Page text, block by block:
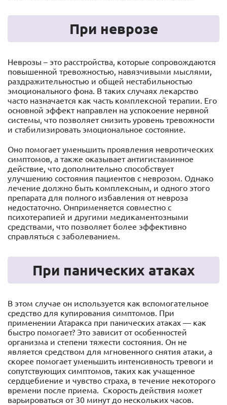
При неврозе
Неврозы – это расстройства, которые сопровождаются
повышенной тревожностью, навязчивыми мыслями,
раздражительностью и общей нестабильностью
эмоционального фона. В таких случаях лекарство
часто назначается как часть комплексной терапии. Его
основной эффект направлен на успокоение нервной
системы, что позволяет снизить уровень тревожности
и стабилизировать эмоциональное состояние.
Оно помогает уменьшить проявления невротических
симптомов, а также оказывает антигистаминное
действие, что дополнительно способствует
улучшению состояния пациентов с неврозом. Однако
лечение должно быть комплексным, и одного этого
препарата для полного избавления от невроза
недостаточно. Онприменяется совместно с
психотерапией и другими медикаментозными
средствами, что позволяет более эффективно
справляться с заболеванием.
При панических атаках
В этом случае он используется как вспомогательное
средство для купирования симптомов. При
применении Атаракса при панических атаках — как
быстро помогает? Это зависит от особенностей
организма и степени тяжести состояния. Он не
является средством для мгновенного снятия атаки, а
скорее помогает уменьшить интенсивность тревоги и
сопутствующих симптомов, таких как учащенное
сердцебиение и чувство страха, в течение некоторого
времени после приема. Скорость действия может
варьироваться от 30 минут до нескольких часов.